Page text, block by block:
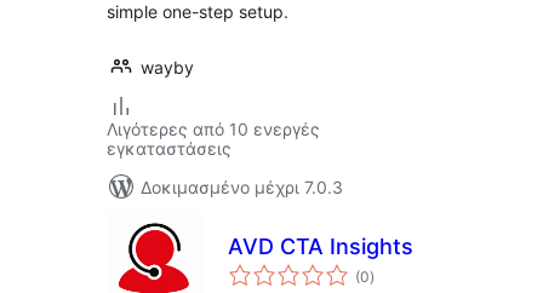
simple one-step setup.
wayby
Λιγότερες από 10 ενεργές
εγκαταστάσεις
Δοκιμασμένο μέχρι 7.0.3
AVD CTA Insights
(0αξιολογήσεις
σύνολο
)